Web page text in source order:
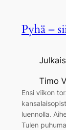
Pyhä –
Timo
Ensi viikon
luennolla.
Tulen